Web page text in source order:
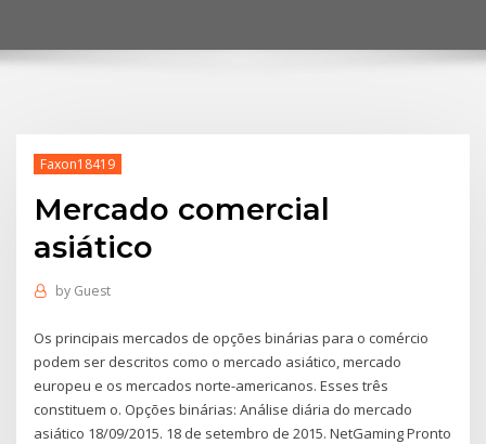
Faxon18419
Mercado comercial
asiático
by Guest
Os principais mercados de opções binárias para o comércio
podem ser descritos como o mercado asiático, mercado
europeu e os mercados norte-americanos. Esses três
constituem o. Opções binárias: Análise diária do mercado
asiático 18/09/2015. 18 de setembro de 2015. NetGaming Pronto